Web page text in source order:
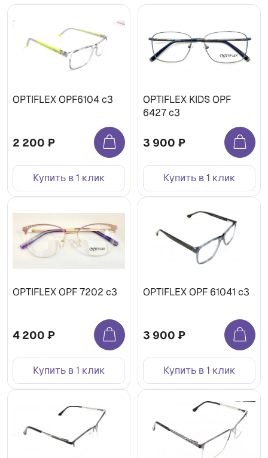
OPTIFLEX OPF6104 c3
2 200 ₽
Купить в 1 клик
OPTIFLEX KIDS OPF
6427 c3
3 900 ₽
Купить в 1 клик
OPTIFLEX OPF 7202 c3
4 200 ₽
Купить в 1 клик
OPTIFLEX OPF 61041 c3
3 900 ₽
Купить в 1 клик